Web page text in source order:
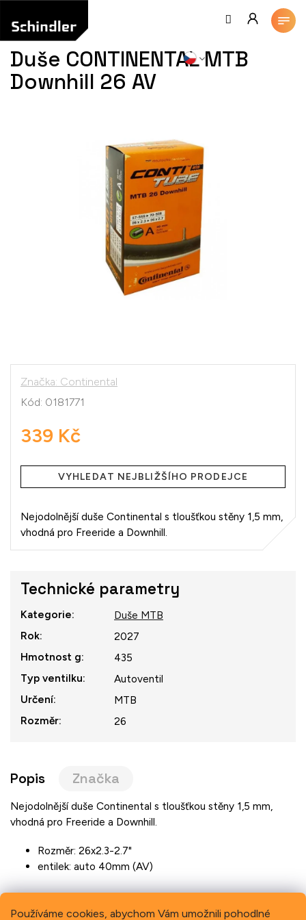
Používáme cookies, abychom Vám umožnili pohodlné
obsah
Duše CONTINENTAL MTB
Downhill 26 AV
Značka: Continental
Kód: 0181771
339 Kč
cena:
VYHLEDAT NEJBLIŽŠÍHO PRODEJCE
Nejodolnější duše Continental s tloušťkou stěny 1,5 mm,
vhodná pro Freeride a Downhill.
Technické parametry
Kategorie:
Duše MTB
Rok:
2027
Hmotnost g:
435
Typ ventilku:
Autoventil
Určení:
MTB
Rozměr: 26
Popis Značka
Nejodolnější duše Continental s tloušťkou stěny 1,5 mm,
vhodná pro Freeride a Downhill.
Rozměr: 26x2.3-2.7"
entilek: auto 40mm (AV)